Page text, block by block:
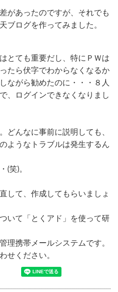
があったのですが、それでも
ブログを作ってみました。
とても重要だし、特にＰＷは
たら伏字でわからなくなるか
ながら勧めたのに・・・８人
、ログインできなくなりまし
どんなに事前に説明しても、
ようなトラブルは発生するん
(笑)。
して、作成してもらいましょ
いて「とくアド」を使って研
理携帯メールシステムです。
せください。